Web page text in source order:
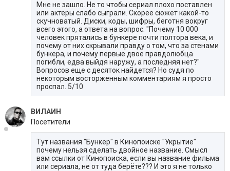
Мне не зашло. Не то чтобы сериал плохо поставлен
или актеры слабо сыграли. Скорее сюжет какой-то
скучноватый. Диски, коды, шифры, беготня вокруг
всего этого, а ответа на вопрос: "Почему 10 000
человек прятались в бункере почти полтора века, и
почему от них скрывали правду о том, что за стенами
бункера, и почему первые двое правдолюбца
погибли, едва выйдя наружу, а последняя нет?"
Вопросов еще с десяток найдется? Но судя по
некоторым восторженным комментариям я просто
проспал. 5/10
ВИЛАИН
Посетители
Тут названия "Бункер" в Кинопоиске "Укрытие"
почему нельзя сделать двойное название. Смысл
вам ссылки от Кинопоиска, если вы название фильма
или сериала, не от туда берёте??? И это я не только